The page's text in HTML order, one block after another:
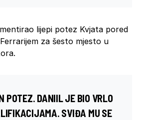
lijepi potez Kvjata pored
za šesto mjesto u
POTEZ. DANIIL JE BIO VRLO
SVIĐA MU SE